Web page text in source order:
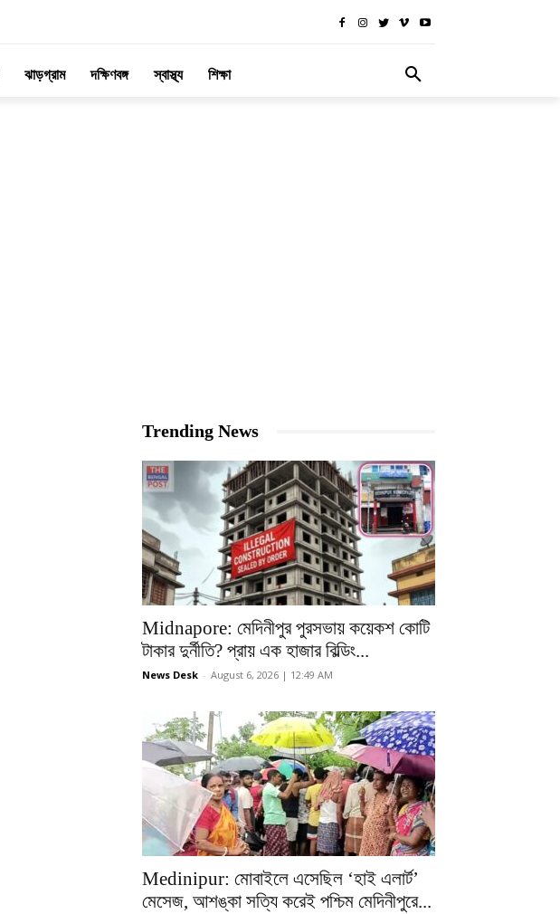
ঝাড়গ্রাম দক্ষিণবঙ্গ স্বাস্থ্য শিক্ষা
Trending News
Midnapore: মেদিনীপুর পুরসভায় কয়েকশ কোটি
টাকার দুর্নীতি? প্রায় এক হাজার বিল্ডিং...
News Desk - August 6, 2026 | 12:49 AM
Medinipur: মোবাইলে এসেছিল ‘হাই এলার্ট’
মেসেজ, আশঙ্কা সত্যি করেই পশ্চিম মেদিনীপুরে...